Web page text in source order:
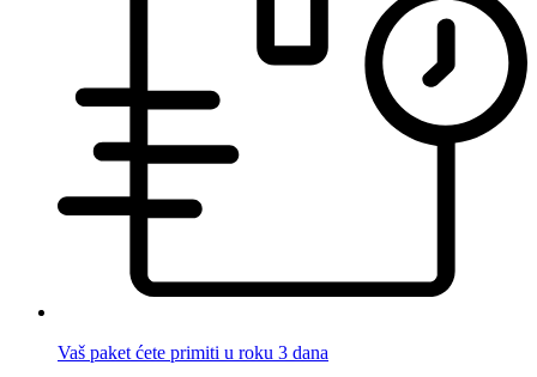
Vaš paket ćete primiti u roku 3 dana